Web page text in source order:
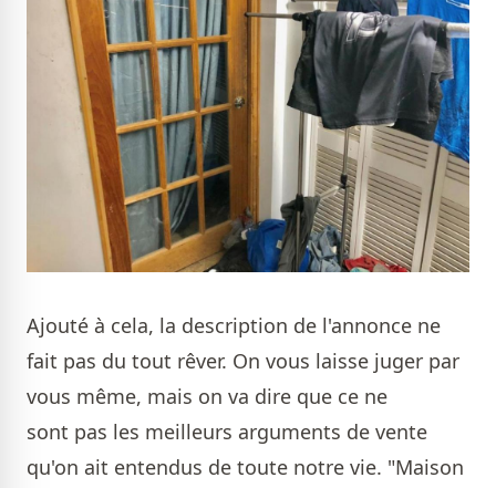
Ajouté à cela, la description de l'annonce ne
fait pas du tout rêver. On vous laisse juger par
vous même, mais on va dire que ce ne
sont pas les meilleurs arguments de vente
qu'on ait entendus de toute notre vie. "Maison